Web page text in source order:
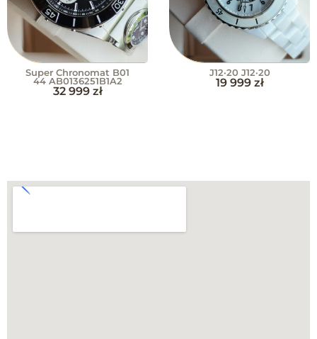
Super Chronomat B01
44 AB0136251B1A2
32 999 zł
J12·20 J12·20
19 999 zł